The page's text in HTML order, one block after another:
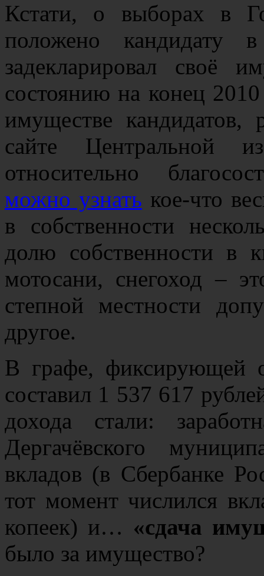
Кстати, о выборах в
положено кандидату
задекларировал своё
состоянию на конец
имуществе
сайте Центральной
относительно
можно узнать кое-что
в собственности
долю собственности в
мотосани, снегоход –
степной местности
другое.
В графе, фиксирующей
составил 1 537 617
дохода стали:
Дергачёвского
вкладов (в Сбербанке
тот момент числился
копеек) и… «сдача
было за имущество?